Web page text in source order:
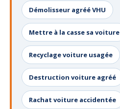
Démolisseur agréé VHU
Mettre à la casse sa voiture
Recyclage voiture usagée
Destruction voiture agréé
Rachat voiture accidentée